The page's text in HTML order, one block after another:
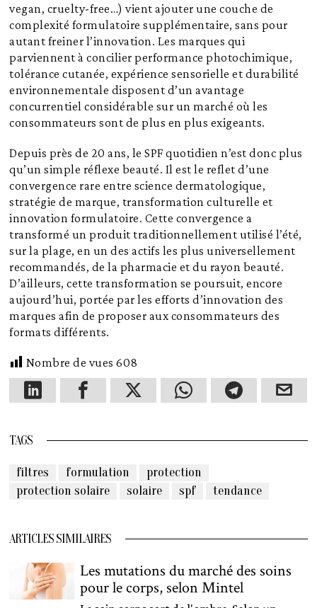
vegan, cruelty-free…) vient ajouter une couche de
complexité formulatoire supplémentaire, sans pour
autant freiner l’innovation. Les marques qui
parviennent à concilier performance photochimique,
tolérance cutanée, expérience sensorielle et durabilité
environnementale disposent d’un avantage
concurrentiel considérable sur un marché où les
consommateurs sont de plus en plus exigeants.
Depuis près de 20 ans, le SPF quotidien n’est donc plus
qu’un simple réflexe beauté. Il est le reflet d’une
convergence rare entre science dermatologique,
stratégie de marque, transformation culturelle et
innovation formulatoire. Cette convergence a
transformé un produit traditionnellement utilisé l’été,
sur la plage, en un des actifs les plus universellement
recommandés, de la pharmacie et du rayon beauté.
D’ailleurs, cette transformation se poursuit, encore
aujourd’hui, portée par les efforts d’innovation des
marques afin de proposer aux consommateurs des
formats différents.
Nombre de vues 608
TAGS
filtres formulation
protection
protection solaire
solaire spf tendance
ARTICLES SIMILAIRES
Les mutations du marché des soins
pour le corps, selon Mintel